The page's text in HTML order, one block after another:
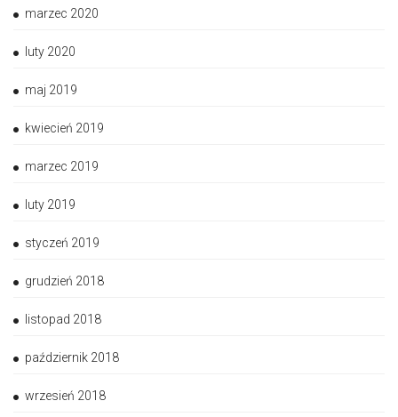
marzec 2020
luty 2020
maj 2019
kwiecień 2019
marzec 2019
luty 2019
styczeń 2019
grudzień 2018
listopad 2018
październik 2018
wrzesień 2018